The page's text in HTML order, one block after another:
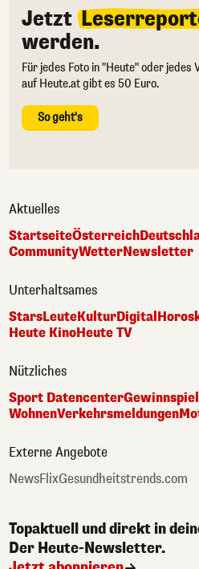
Jetzt
werden.
Für jedes Foto in "Heute" oder jedes
auf Heute.at gibt es 50 Euro.
So geht's
Aktuelles
StartseiteÖsterreich
CommunityWetterNewsletter
Unterhaltsames
StarsLeuteKulturDigital
Heute KinoHeute TV
Nützliches
Sport Datencenter
WohnenVerkehrsmeldungen
Externe Angebote
NewsFlixGesundheitstrends.com
Topaktuell und direkt in
Der Heute-Newsletter.